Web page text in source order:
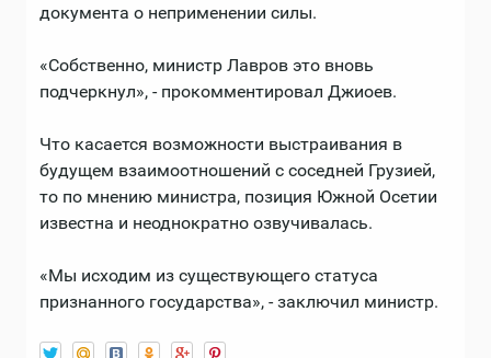
документа о неприменении силы.
«Собственно, министр Лавров это вновь
подчеркнул», - прокомментировал Джиоев.
Что касается возможности выстраивания в
будущем взаимоотношений с соседней Грузией,
то по мнению министра, позиция Южной Осетии
известна и неоднократно озвучивалась.
«Мы исходим из существующего статуса
признанного государства», - заключил министр.